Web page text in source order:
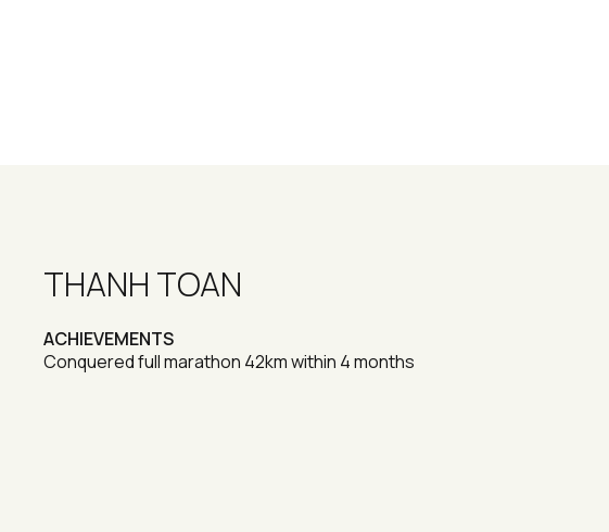
THANH TOAN
ACHIEVEMENTS
Conquered full marathon 42km within 4 months